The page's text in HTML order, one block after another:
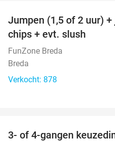
Jumpen (1,5 of 2 uur)
chips + evt. slush
FunZone Breda
Breda
Verkocht: 878
3- of 4-gangen